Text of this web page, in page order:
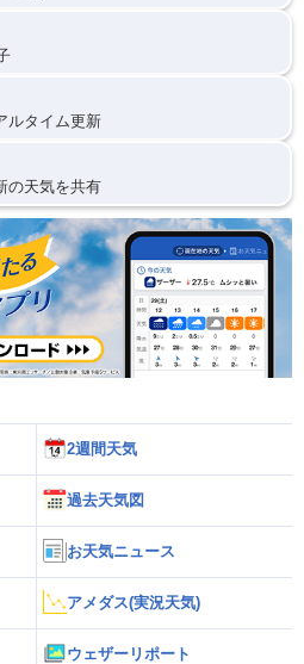
ルタイム更新
の天気を共有
2週間天気
過去天気図
お天気ニュース
アメダス(実況天気)
ウェザーリポート